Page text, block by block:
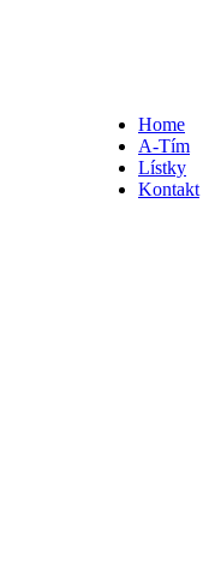
Home
A-Tím
Lístky
Kontakt